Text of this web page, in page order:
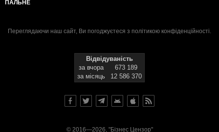
ПАЛЬНЕ
Переглядаючи наш сайт, Ви погоджуєтеся з політикою конфіденційності.
Відвідуваність
за вчора
673 189
за місяць
12 586 370
© 2016—2026, "Бізнес Цензор"